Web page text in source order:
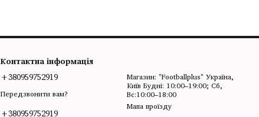
Контактна інформація
+380959752919
Передзвонити вам?
+380959752919
Магазин: "Footballplus" Україна,
Київ Будні: 10:00–19:00; Сб,
Вс:10:00–18:00
Мапа проїзду